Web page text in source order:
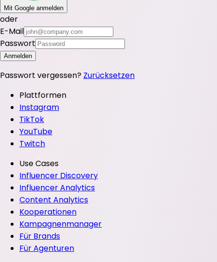
Mit Google anmelden
oder
E-Mail
Passwort
Anmelden
Passwort vergessen? Zurücksetzen
Plattformen
Instagram
TikTok
YouTube
Twitch
Use Cases
Influencer Discovery
Influencer Analytics
Content Analytics
Kooperationen
Kampagnenmanager
Für Brands
Für Agenturen